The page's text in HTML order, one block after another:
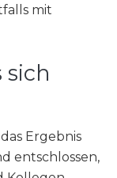
mit
sich
Ergebnis
entschlossen,